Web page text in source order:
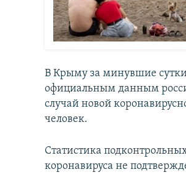
В Крыму за минувшие
официальным данным
случай новой
человек.
Статистика
коронавируса не